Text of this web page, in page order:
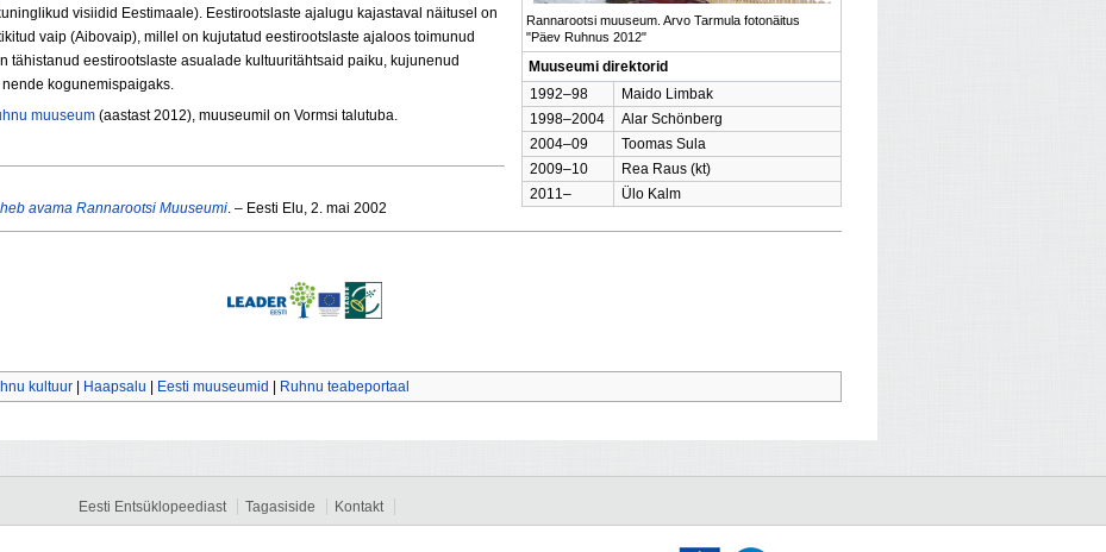
Rannarootsi muuseum. Arvo Tarmula fotonäitus
"Päev Ruhnus 2012"
Muuseumi direktorid
1992–98
Maido Limbak
1998–2004
Alar Schönberg
2004–09
Toomas Sula
2009–10
Rea Raus (kt)
2011–
Ülo Kalm
visiidid Eestimaale). Eestirootslaste ajalugu kajastaval näitusel on
vaip (Aibovaip), millel on kujutatud eestirootslaste ajaloos toimunud
tähistanud eestirootslaste asualade kultuuritähtsaid paiku, kujunenud
kogunemispaigaks.
muuseum (aastast 2012), muuseumil on Vormsi talutuba.
avama Rannarootsi Muuseumi. – Eesti Elu, 2. mai 2002
kultuur Haapsalu Eesti muuseumid Ruhnu teabeportaal
Eesti Entsüklopeediast Tagasiside Kontakt